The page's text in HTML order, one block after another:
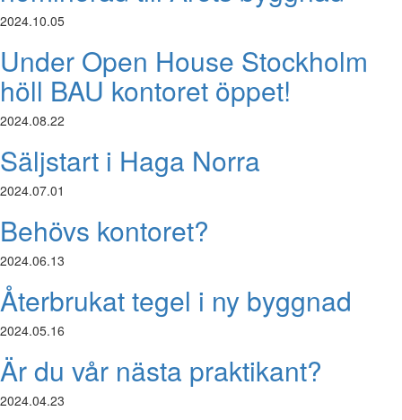
2024.10.05
Under Open House Stockholm
höll BAU kontoret öppet!
2024.08.22
Säljstart i Haga Norra
2024.07.01
Behövs kontoret?
2024.06.13
Återbrukat tegel i ny byggnad
2024.05.16
Är du vår nästa praktikant?
2024.04.23